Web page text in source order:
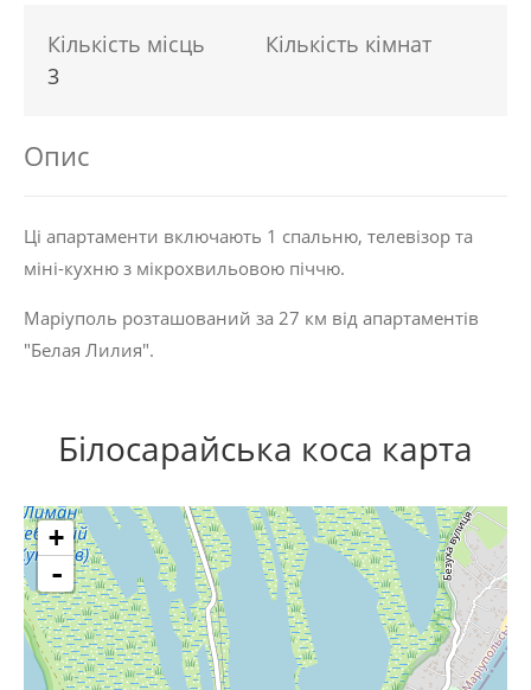
Кількість місць
3
Кількість кімнат
Опис
Ці апартаменти включають 1 спальню, телевізор та
міні-кухню з мікрохвильовою піччю.
Маріуполь розташований за 27 км від апартаментів
"Белая Лилия".
Білосарайська коса карта
+
-